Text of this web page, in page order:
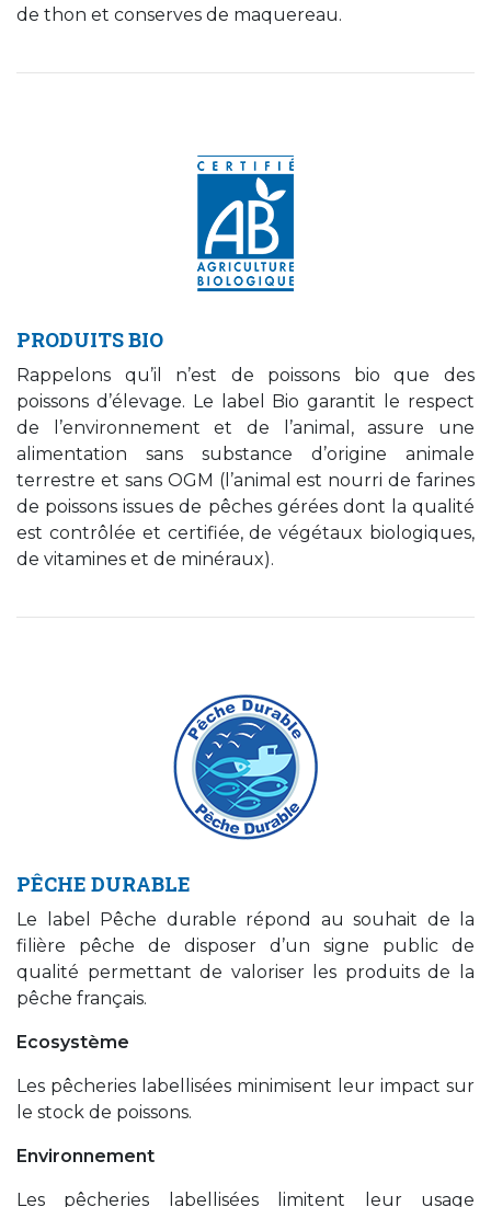
de thon et conserves de maquereau.
PRODUITS BIO
Rappelons qu’il n’est de poissons bio que des
poissons d’élevage. Le label Bio garantit le respect
de l’environnement et de l’animal, assure une
alimentation sans substance d’origine animale
terrestre et sans OGM (l’animal est nourri de farines
de poissons issues de pêches gérées dont la qualité
est contrôlée et certifiée, de végétaux biologiques,
de vitamines et de minéraux).
PÊCHE DURABLE
Le label Pêche durable répond au souhait de la
filière pêche de disposer d’un signe public de
qualité permettant de valoriser les produits de la
pêche français.
Ecosystème
Les pêcheries labellisées minimisent leur impact sur
le stock de poissons.
Environnement
Les pêcheries labellisées limitent leur usage